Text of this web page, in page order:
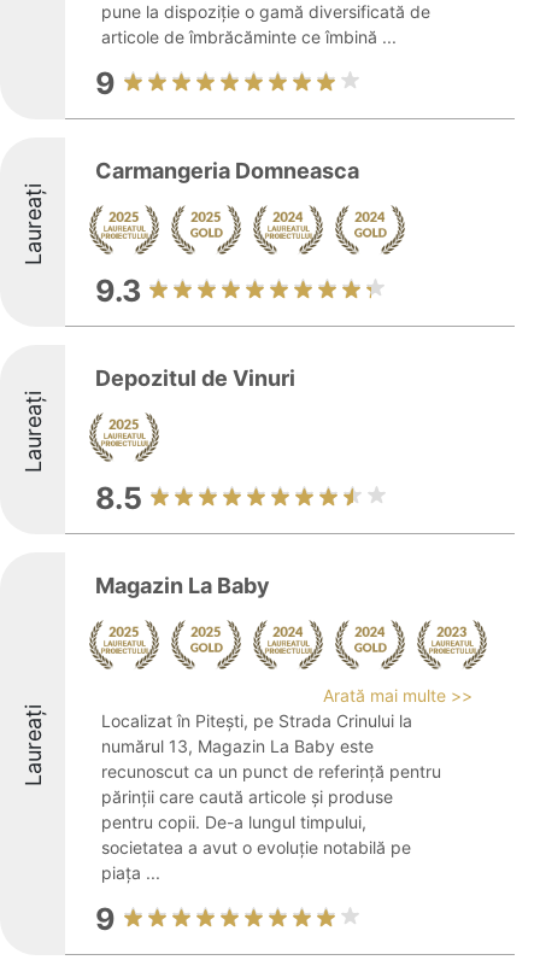
pune la dispoziție o gamă diversificată de
articole de îmbrăcăminte ce îmbină ...
9
Laureați
Carmangeria Domneasca
9.3
Laureați
Depozitul de Vinuri
8.5
Laureați
Magazin La Baby
Arată mai multe >>
Localizat în Pitești, pe Strada Crinului la
numărul 13, Magazin La Baby este
recunoscut ca un punct de referință pentru
părinții care caută articole și produse
pentru copii. De-a lungul timpului,
societatea a avut o evoluție notabilă pe
piața ...
9